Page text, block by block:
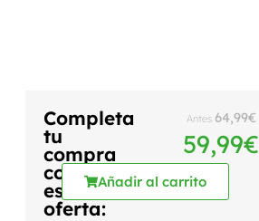
Completa
tu
compra
con
esta
oferta:
Antes 64,99€
59,99€
Añadir al carrito